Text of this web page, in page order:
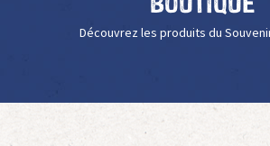
Découvrez les produits du